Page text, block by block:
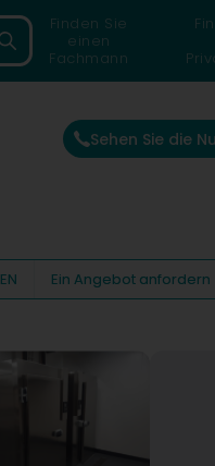
Finden Sie
einen
Fachmann
Sehen Sie die
Ein Angebot anfordern